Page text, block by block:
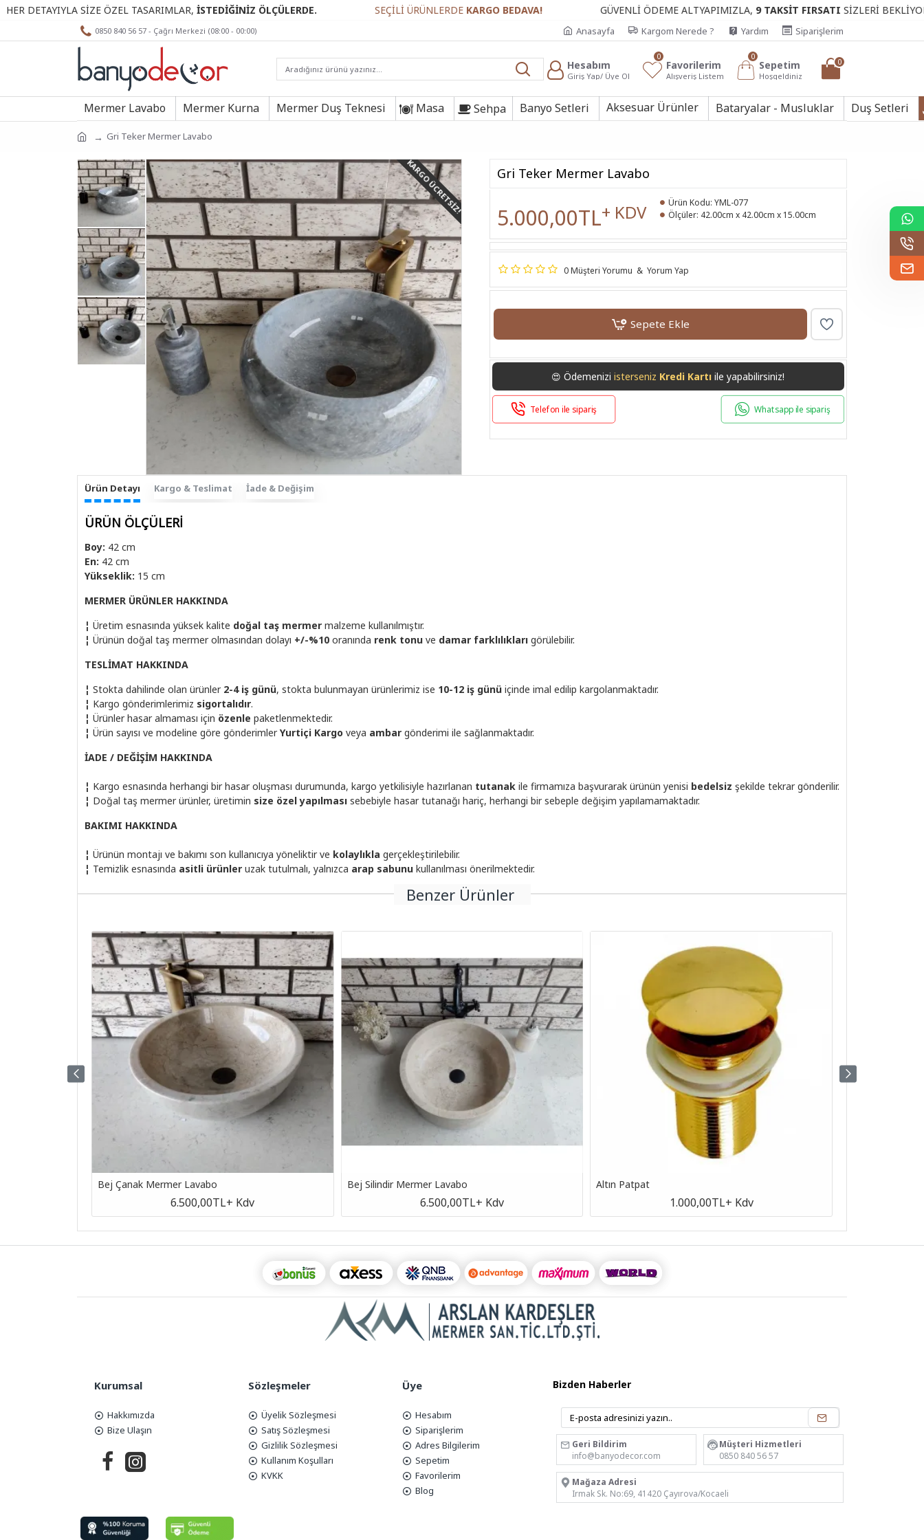
SİZE ÖZEL TASARIMLAR,İSTEDİĞİNİZ ÖLÇÜLERDE. SEÇİLİ ÜRÜNLERDEKARGO BEDAVA! GÜVENLİ ÖDEME ALTYAPIMIZLA,9 TAKSİT FIRSATISİZLERİ BEKLİYOR.
0850 840 56 57 - Çağrı Merkezi (08:00 - 00:00) Anasayfa Kargom Nerede ? Yardım Siparişlerim
Hesabım
Giriş Yap/ Üye Ol
Favorilerim
Alışveriş Listem
0
Sepetim
Hoşgeldiniz
0
0
Mermer Lavabo Mermer Kurna Mermer Duş Teknesi Masa Sehpa Banyo Setleri Aksesuar Ürünler Bataryalar - Musluklar Duş Setleri
Gri Teker Mermer Lavabo
KARGO ÜCRETSIZ! Gri Teker Mermer Lavabo
0 Müşteri Yorumu & Yorum Yap
5.000,00TL+ KDV Ürün Kodu: YML-077
Ölçüler: 42.00cm x 42.00cm x 15.00cm
Sepete Ekle
😍Ödemenizi istersenizHavale/EFT ile yapabilirsiniz!
Telefon ile sipariş Whatsapp ile sipariş
Benzer Ürünler
Bej Çanak Mermer Lavabo
6.500,00TL+ Kdv
Bej Silindir Mermer Lavabo
6.500,00TL+ Kdv
Altın Patpat
1.000,00TL+ Kdv
Ürün Detayı Kargo & Teslimat İade & Değişim
ÜRÜN ÖLÇÜLERİ
Boy: 42 cm
En: 42 cm
Yükseklik: 15 cm
MERMER ÜRÜNLER HAKKINDA
¦ Üretim esnasında yüksek kalite doğal taş mermer malzeme kullanılmıştır.
¦ Ürünün doğal taş mermer olmasından dolayı +/-%10 oranında renk tonu ve damar farklılıkları görülebilir.
TESLİMAT HAKKINDA
¦ Stokta dahilinde olan ürünler 2-4 iş günü, stokta bulunmayan ürünlerimiz ise 10-12 iş günü içinde imal edilip kargolanmaktadır.
¦ Kargo gönderimlerimiz sigortalıdır.
¦ Ürünler hasar almaması için özenle paketlenmektedir.
¦ Ürün sayısı ve modeline göre gönderimlerYurtiçi Kargo veya ambar gönderimi ile sağlanmaktadır.
İADE / DEĞİŞİM HAKKINDA
¦ Kargo esnasında herhangi bir hasar oluşması durumunda, kargo yetkilisiyle hazırlanan tutanak ile firmamıza başvurarak ürünün yenisi bedelsiz şekilde tekrar gönderilir.
¦ Doğal taş mermer ürünler, üretimin size özel yapılması sebebiyle hasar tutanağı hariç, herhangi bir sebeple değişim yapılamamaktadır.
BAKIMI HAKKINDA
¦ Ürünün montajı ve bakımı son kullanıcıya yöneliktir ve kolaylıkla gerçekleştirilebilir.
¦ Temizlik esnasında asitli ürünler uzak tutulmalı, yalnızca arap sabunu kullanılması önerilmektedir.
Kurumsal
Hakkımızda
Bize Ulaşın
Sözleşmeler
Üyelik Sözleşmesi
Satış Sözleşmesi
Gizlilik Sözleşmesi
Kullanım Koşulları
KVKK
Üye
Hesabım
Siparişlerim
Adres Bilgilerim
Sepetim
Favorilerim
Blog
Bizden Haberler
Geri Bildirim
info@banyodecor.com
Müşteri Hizmetleri
0850 840 56 57
Mağaza Adresi
Irmak Sk. No:69, 41420 Çayırova/Kocaeli